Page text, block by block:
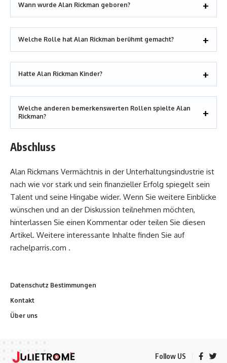
Wann wurde Alan Rickman geboren?
Welche Rolle hat Alan Rickman berühmt gemacht?
Hatte Alan Rickman Kinder?
Welche anderen bemerkenswerten Rollen spielte Alan
Rickman?
Abschluss
Alan Rickmans Vermächtnis in der Unterhaltungsindustrie ist
nach wie vor stark und sein finanzieller Erfolg spiegelt sein
Talent und seine Hingabe wider. Wenn Sie weitere Einblicke
wünschen und an der Diskussion teilnehmen möchten,
hinterlassen Sie einen Kommentar oder teilen Sie diesen
Artikel. Weitere interessante Inhalte finden Sie auf
rachelparris.com .
Datenschutz Bestimmungen
Kontakt
Über uns
Follow US